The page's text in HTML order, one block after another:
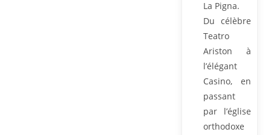
La Pigna.
Du célèbre
Teatro
Ariston à
l’élégant
Casino, en
passant
par l’église
orthodoxe